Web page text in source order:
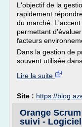
L'objectif de la
rapidement
du marché.
permettant
facteurs
Dans la gestion de
souvent utilisée dans
Lire la suite
Site : https://
Orange
suivi - Logiciel